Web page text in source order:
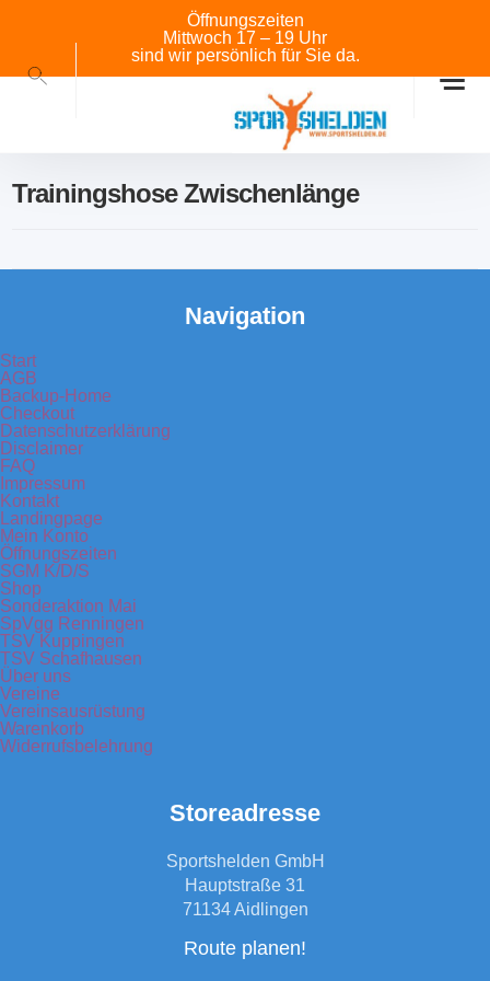
Öffnungszeiten
Mittwoch 17 – 19 Uhr
sind wir persönlich für Sie da.
Trainingshose Zwischenlänge
Navigation
Start
AGB
Backup-Home
Checkout
Datenschutzerklärung
Disclaimer
FAQ
Impressum
Kontakt
Landingpage
Mein Konto
Öffnungszeiten
SGM K/D/S
Shop
Sonderaktion Mai
SpVgg Renningen
TSV Kuppingen
TSV Schafhausen
Über uns
Vereine
Vereinsausrüstung
Warenkorb
Widerrufsbelehrung
Storeadresse
Sportshelden GmbH
Hauptstraße 31
71134 Aidlingen
Route planen!